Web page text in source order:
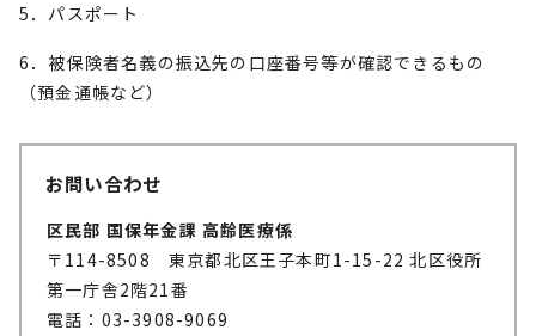
5．パスポート
6．被保険者名義の振込先の口座番号等が確認できるもの
（預金通帳など）
お問い合わせ
区民部 国保年金課 高齢医療係
〒114-8508 東京都北区王子本町1-15-22 北区役所
第一庁舎2階21番
電話：03-3908-9069